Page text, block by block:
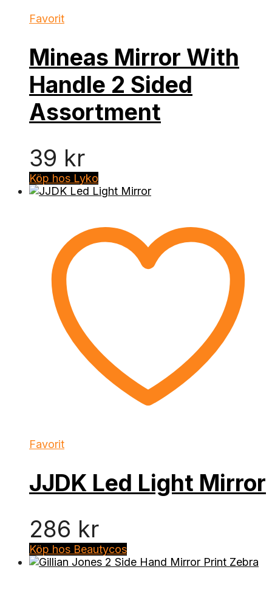
Favorit
Mineas Mirror With
Handle 2 Sided
Assortment
39 kr
Köp hos Lyko
Favorit
JJDK Led Light Mirror
286 kr
Köp hos Beautycos